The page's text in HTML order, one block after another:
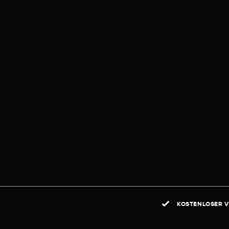
KOSTENLOSER